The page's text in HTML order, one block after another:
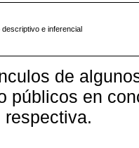
e inferencial
de
públicos en